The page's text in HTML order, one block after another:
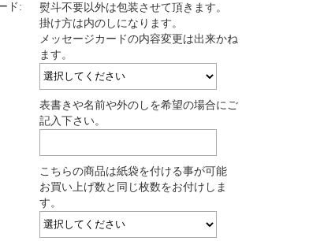
ド:
熨斗不要以外は包装させて頂きます。
掛け方は内のしになります。
メッセージカードの内容変更は出来かね
ます。
表書きや名前や外のしを希望の場合にご
記入下さい。
こちらの商品は紙袋を付ける事が可能
お買い上げ数と同じ枚数をお付けしま
す。